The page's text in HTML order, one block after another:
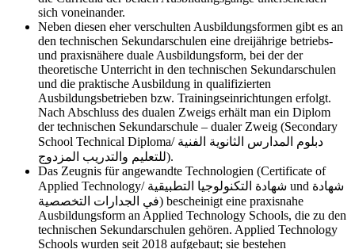
sich voneinander.
Neben diesen eher verschulten Ausbildungsformen gibt es an
den technischen Sekundarschulen eine dreijährige betriebs-
und praxisnähere duale Ausbildungsform, bei der der
theoretische Unterricht in den technischen Sekundarschulen
und die praktische Ausbildung in qualifizierten
Ausbildungsbetrieben bzw. Trainingseinrichtungen erfolgt.
Nach Abschluss des dualen Zweigs erhält man ein Diplom
der technischen Sekundarschule – dualer Zweig (Secondary
School Technical Diploma/ دبلوم المدارس الثانوية الفنية
للتعليم والتدريب المزدوج).
Das Zeugnis für angewandte Technologien (Certificate of
Applied Technology/ شهادة التكنولوجيا التطبيقية und شهادة
في الجدارات التخصصية) bescheinigt eine praxisnahe
Ausbildungsform an Applied Technology Schools, die zu den
technischen Sekundarschulen gehören. Applied Technology
Schools wurden seit 2018 aufgebaut; sie bestehen